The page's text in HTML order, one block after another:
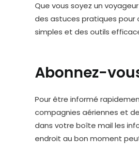
Que vous soyez un
des astuces pratiques pour
simples et des outils
Abonnez-
Pour être informé
compagnies aériennes et
dans votre boîte mail les
endroit au bon moment